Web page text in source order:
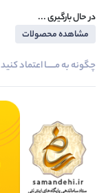
در حال بارگیری ...
مشاهده محصولات
چگونه به مــــــا اعتماد کنید